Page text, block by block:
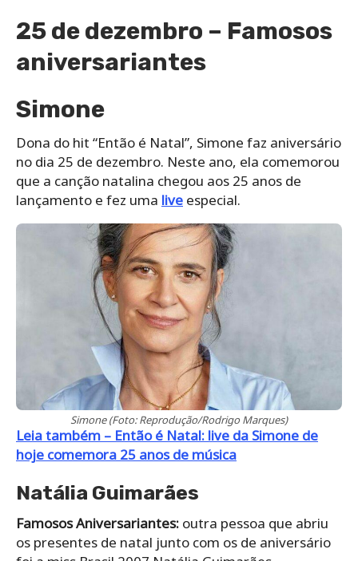
25 de dezembro – Famosos
aniversariantes
Simone
Dona do hit “Então é Natal”, Simone faz aniversário
no dia 25 de dezembro. Neste ano, ela comemorou
que a canção natalina chegou aos 25 anos de
lançamento e fez uma live especial.
Simone (Foto: Reprodução/Rodrigo Marques)
Leia também – Então é Natal: live da Simone de
hoje comemora 25 anos de música
Natália Guimarães
Famosos Aniversariantes: outra pessoa que abriu
os presentes de natal junto com os de aniversário